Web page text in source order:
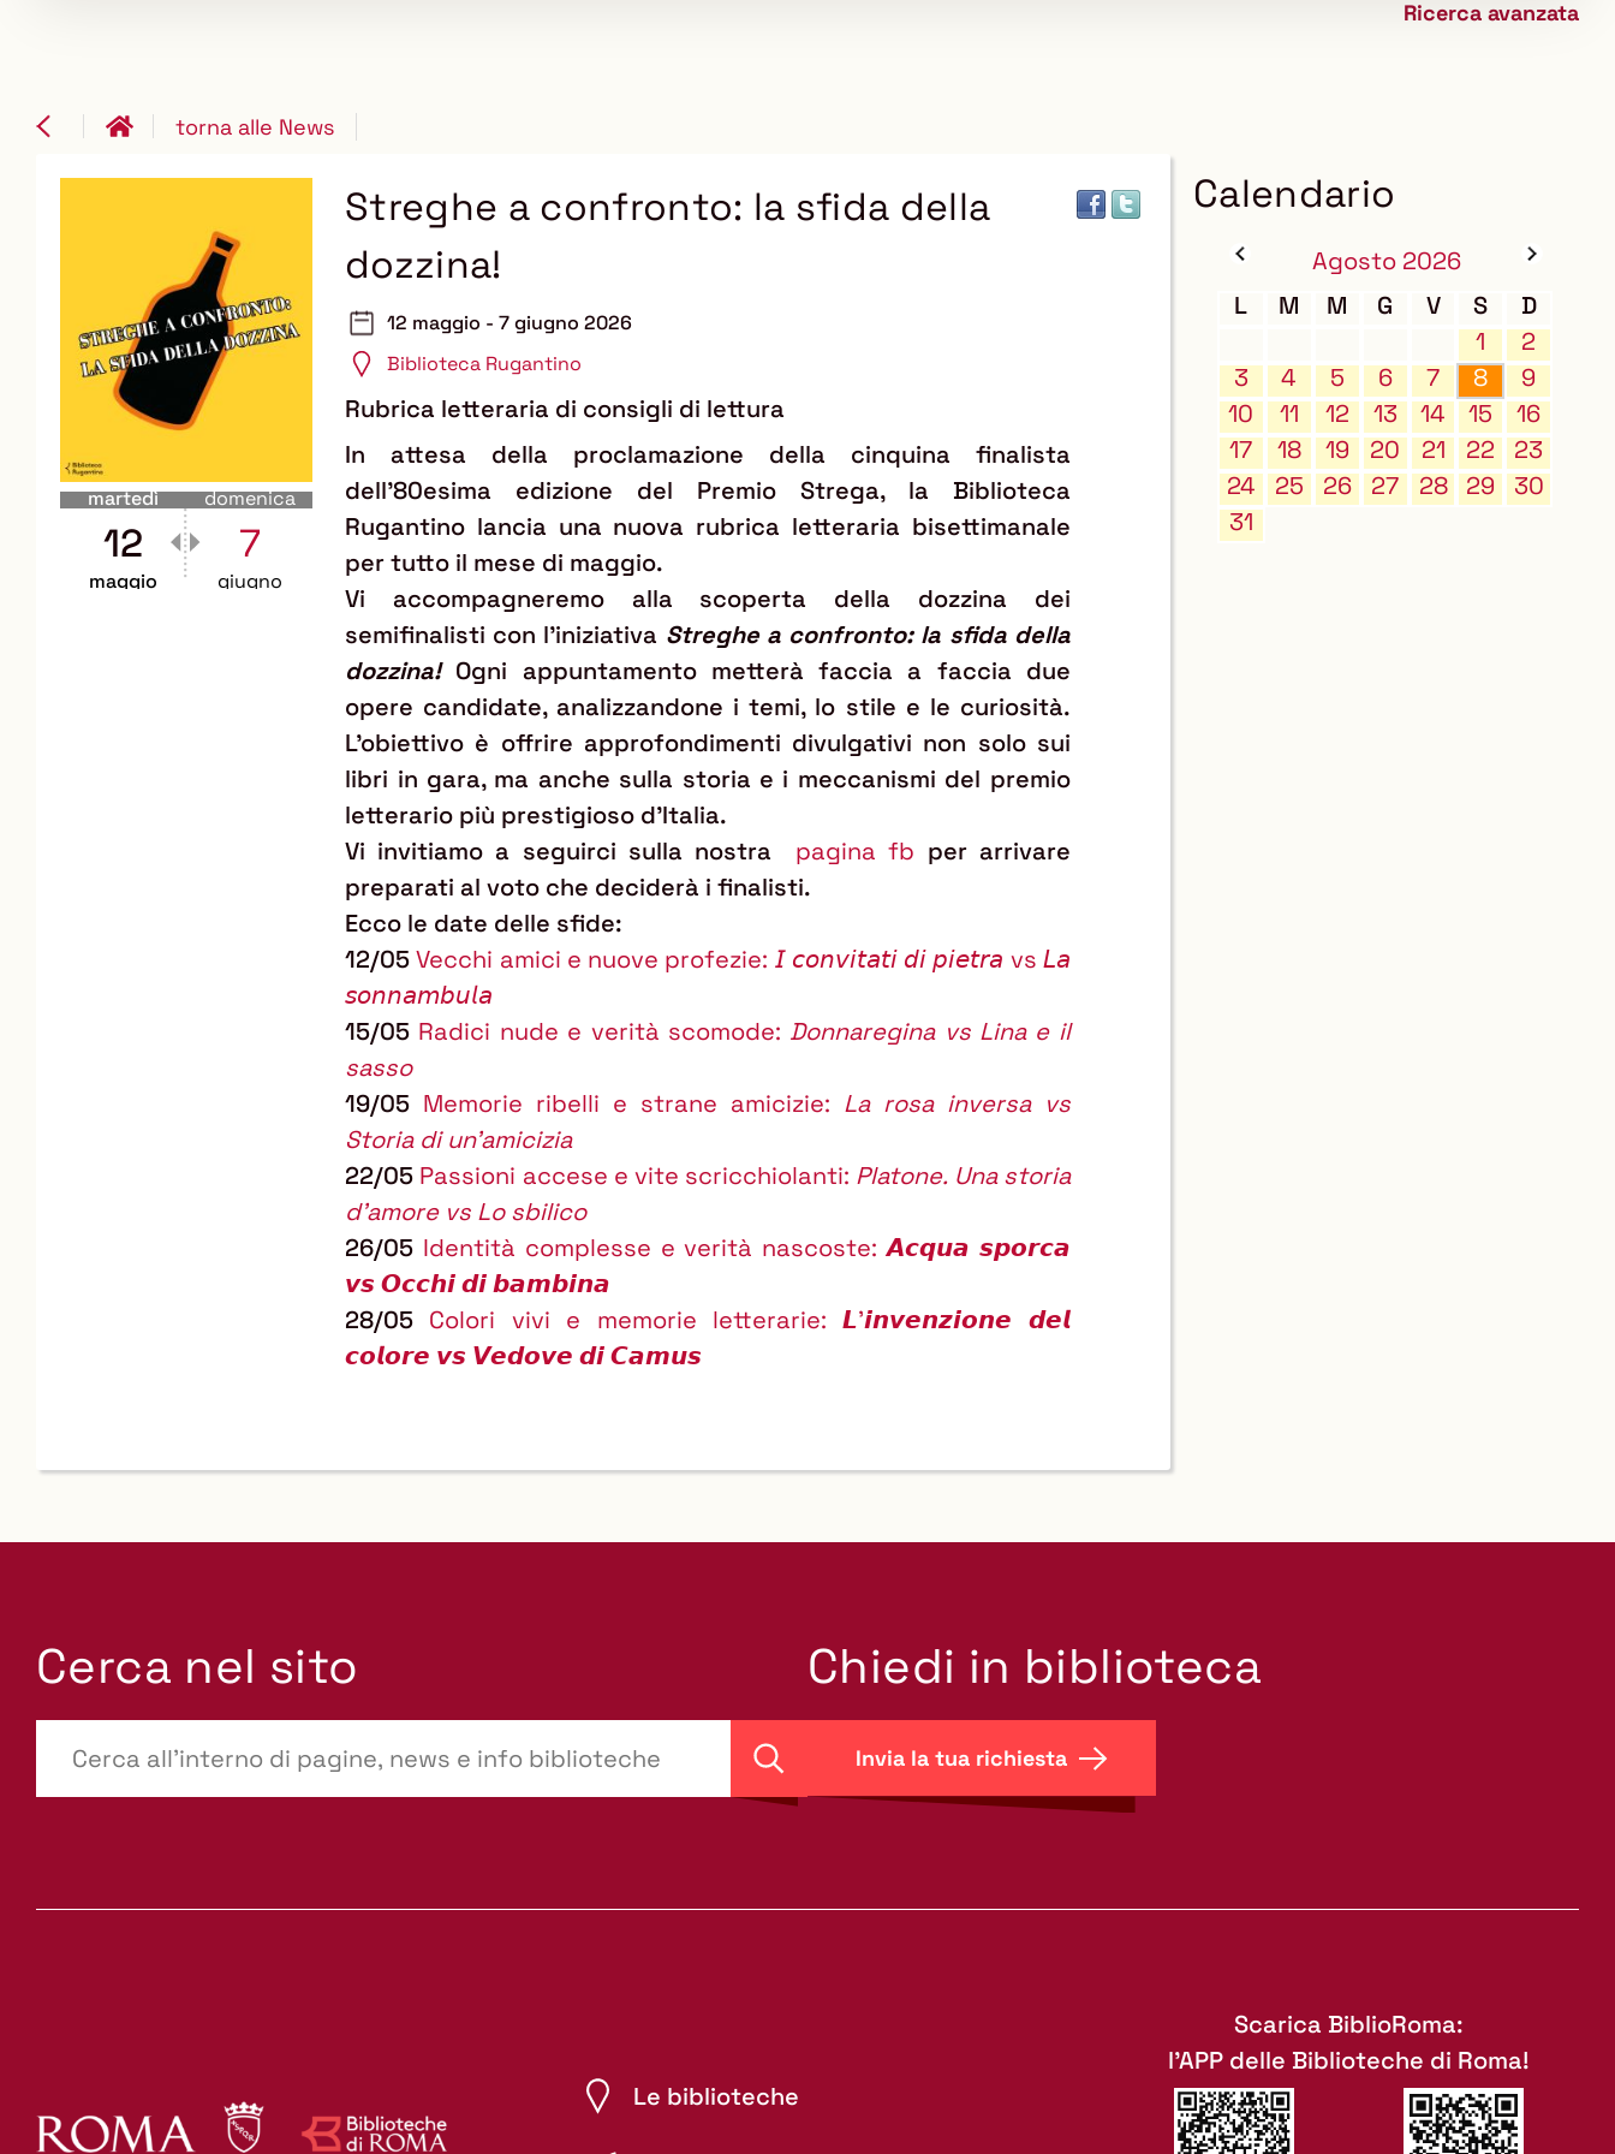
Ricerca avanzata
torna alle News
martedì
12
maggio
domenica
7
giugno
Streghe a confronto: la sfida della
dozzina!
12 maggio - 7 giugno 2026
Biblioteca Rugantino
Rubrica letteraria di consigli di lettura
In attesa della proclamazione della cinquina finalista
dell'80esima edizione del Premio Strega, la Biblioteca
Rugantino lancia una nuova rubrica letteraria bisettimanale
per tutto il mese di maggio.
Vi accompagneremo alla scoperta della dozzina dei
semifinalisti con l'iniziativa Streghe a confronto: la sfida della
dozzina!Ogni appuntamento metterà faccia a faccia due
opere candidate, analizzandone i temi, lo stile e le curiosità.
L'obiettivo è offrire approfondimenti divulgativi non solo sui
libri in gara, ma anche sulla storia e i meccanismi del premio
letterario più prestigioso d’Italia.
Vi invitiamo a seguirci sulla nostra pagina fb per arrivare
preparati al voto che deciderà i finalisti.
Ecco le date delle sfide:
12/05Vecchi amici e nuove profezie: 𝘐 𝘤𝘰𝘯𝘷𝘪𝘵𝘢𝘵𝘪 𝘥𝘪 𝘱𝘪𝘦𝘵𝘳𝘢 vs 𝘓𝘢
𝘴𝘰𝘯𝘯𝘢𝘮𝘣𝘶𝘭𝘢
15/05 Radici nude e verità scomode: Donnaregina vs Lina e il
sasso
19/05 Memorie ribelli e strane amicizie: La rosa inversa vs
Storia di un'amicizia
22/05 Passioni accese e vite scricchiolanti: Platone. Una storia
d'amore vs Lo sbilico
26/05 Identità complesse e verità nascoste: 𝘼𝙘𝙦𝙪𝙖 𝙨𝙥𝙤𝙧𝙘𝙖
𝙫𝙨 𝙊𝙘𝙘𝙝𝙞 𝙙𝙞 𝙗𝙖𝙢𝙗𝙞𝙣𝙖
28/05 Colori vivi e memorie letterarie: 𝙇'𝙞𝙣𝙫𝙚𝙣𝙯𝙞𝙤𝙣𝙚 𝙙𝙚𝙡
𝙘𝙤𝙡𝙤𝙧𝙚 𝙫𝙨 𝙑𝙚𝙙𝙤𝙫𝙚 𝙙𝙞 𝘾𝙖𝙢𝙪𝙨
Calendario
Agosto 2026
L
M M G V S
D
1
2
3
4 5 6 7 8
9
10
11 12 13 14 15
16
17
18 19 20 21 22
23
24
25 26 27 28 29
30
31
Cerca nel sito
site-
Cerca
Chiedi in biblioteca
Invia la tua richiesta
Le biblioteche
Scarica BiblioRoma:
l'APP delle Biblioteche di Roma!